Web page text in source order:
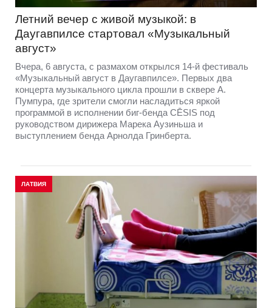
Летний вечер с живой музыкой: в
Даугавпилсе стартовал «Музыкальный
август»
Вчера, 6 августа, с размахом открылся 14-й фестиваль
«Музыкальный август в Даугавпилсе». Первых два
концерта музыкального цикла прошли в сквере А.
Пумпура, где зрители смогли насладиться яркой
программой в исполнении биг-бенда CĒSIS под
руководством дирижера Марека Аузиньша и
выступлением бенда Арнолда Гринберта.
ЛАТВИЯ